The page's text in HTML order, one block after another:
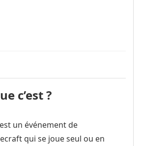
c’est ?
un événement de
qui se joue seul ou en